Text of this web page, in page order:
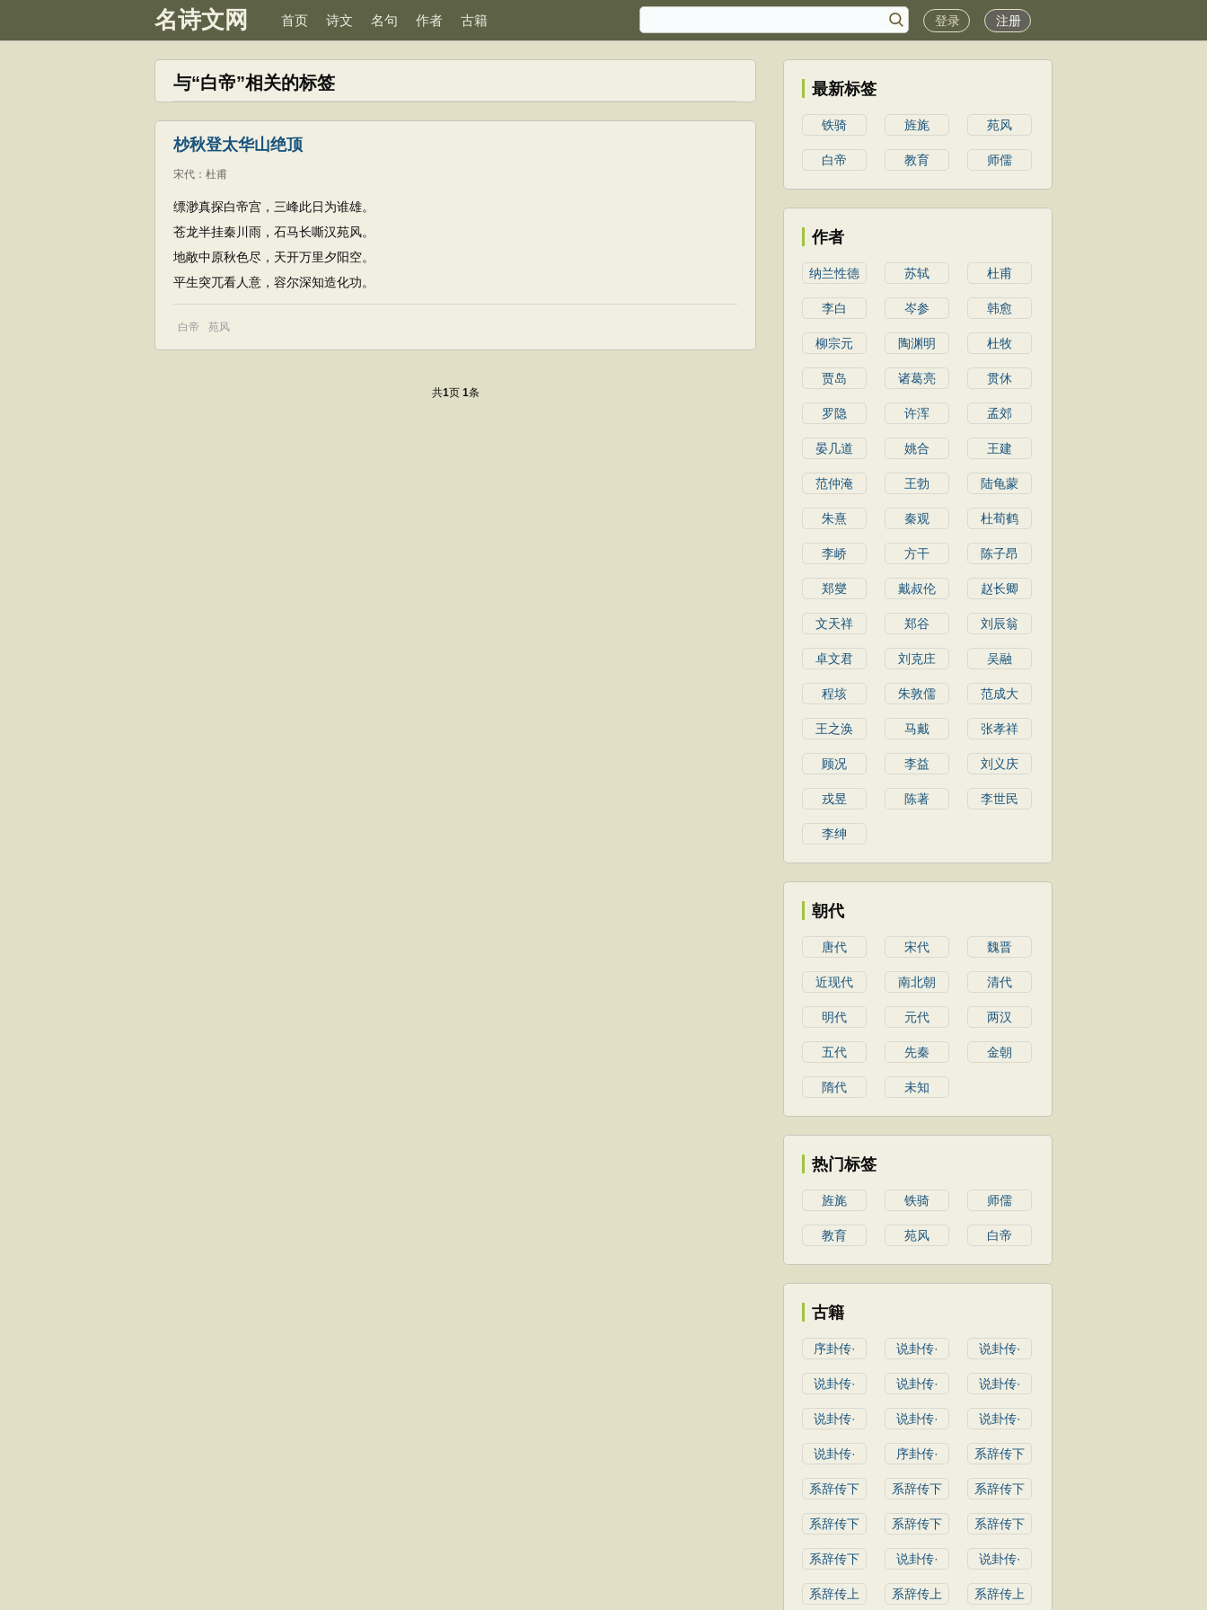
名诗文网 首页 诗文 名句 作者 古籍 登录 注册
与“白帝”相关的标签
杪秋登太华山绝顶
宋代 ： 杜甫
缥渺真探白帝宫，三峰此日为谁雄。
苍龙半挂秦川雨，石马长嘶汉苑风。
地敞中原秋色尽，天开万里夕阳空。
平生突兀看人意，容尔深知造化功。
白帝 苑风
共1页 1条
最新标签
铁骑 旌旄 苑风
白帝 教育 师儒
作者
纳兰性德 苏轼 杜甫
李白 岑参 韩愈
柳宗元 陶渊明 杜牧
贾岛 诸葛亮 贯休
罗隐 许浑 孟郊
晏几道 姚合 王建
范仲淹 王勃 陆龟蒙
朱熹 秦观 杜荀鹤
李峤 方干 陈子昂
郑燮 戴叔伦 赵长卿
文天祥 郑谷 刘辰翁
卓文君 刘克庄 吴融
程垓 朱敦儒 范成大
王之涣 马戴 张孝祥
顾况 李益 刘义庆
戎昱 陈著 李世民
李绅
朝代
唐代 宋代 魏晋
近现代 南北朝 清代
明代 元代 两汉
五代 先秦 金朝
隋代 未知
热门标签
旌旄 铁骑 师儒
教育 苑风 白帝
古籍
序卦传· 说卦传· 说卦传·
说卦传· 说卦传· 说卦传·
说卦传· 说卦传· 说卦传·
说卦传· 序卦传· 系辞传下
系辞传下 系辞传下 系辞传下
系辞传下 系辞传下 系辞传下
系辞传下 说卦传· 说卦传·
系辞传上 系辞传上 系辞传上